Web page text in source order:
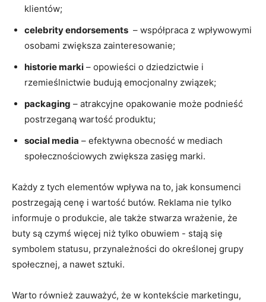
klientów;
celebrity ⁤endorsements ‍ – ⁣współpraca z wpływowymi
osobami zwiększa zainteresowanie;
historie marki – opowieści o dziedzictwie i⁢
rzemieślnictwie budują emocjonalny związek;
packaging – atrakcyjne opakowanie może podnieść
postrzeganą wartość ‌produktu;
social ⁢media – efektywna​ obecność w mediach
społecznościowych zwiększa zasięg marki.
Każdy⁣ z tych elementów wpływa na to, jak konsumenci⁣
postrzegają ⁢cenę i wartość⁣ butów. Reklama nie tylko
informuje o ⁤produkcie, ale także stwarza wrażenie, że
‌buty⁣ są‌ czymś więcej niż tylko ‌obuwiem⁤ -⁤ stają⁣ się
symbolem statusu, przynależności do ⁢określonej grupy
⁢społecznej, a nawet⁢ sztuki.
Warto ‌również ​zauważyć, że⁢ w ⁣kontekście ⁣marketingu,